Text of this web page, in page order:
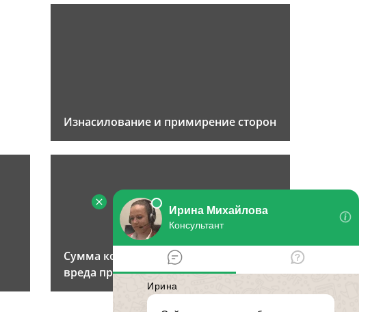
Изнасилование и примирение сторон
Сумма компенсации морального
вреда при изнасиловании